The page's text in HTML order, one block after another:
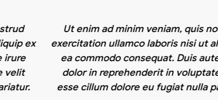
Ut enim ad minim veniam, quis nostrud
exercitation ullamco laboris nisi ut aliquip ex
ea commodo consequat. Duis aute irure
dolor in reprehenderit in voluptate velit
esse cillum dolore eu fugiat nulla pariatur.